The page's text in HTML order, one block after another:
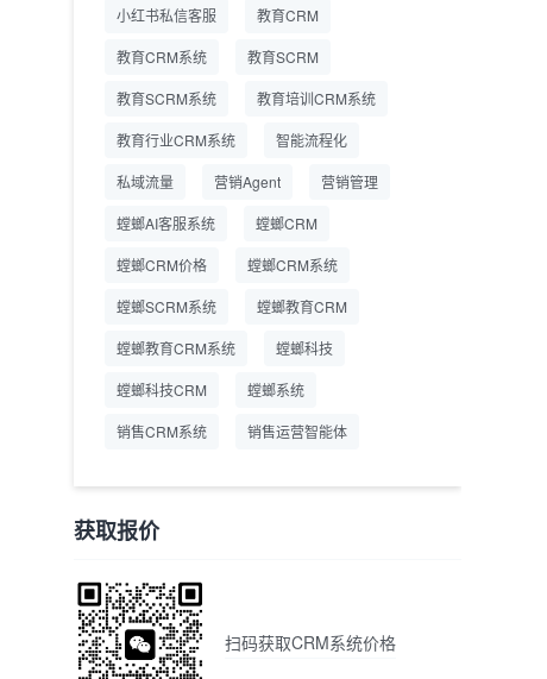
小红书私信客服 教育CRM
教育CRM系统 教育SCRM
教育SCRM系统 教育培训CRM系统
教育行业CRM系统 智能流程化
私域流量 营销Agent 营销管理
螳螂AI客服系统 螳螂CRM
螳螂CRM价格 螳螂CRM系统
螳螂SCRM系统 螳螂教育CRM
螳螂教育CRM系统 螳螂科技
螳螂科技CRM 螳螂系统
销售CRM系统 销售运营智能体
获取报价
扫码获取CRM系统价格